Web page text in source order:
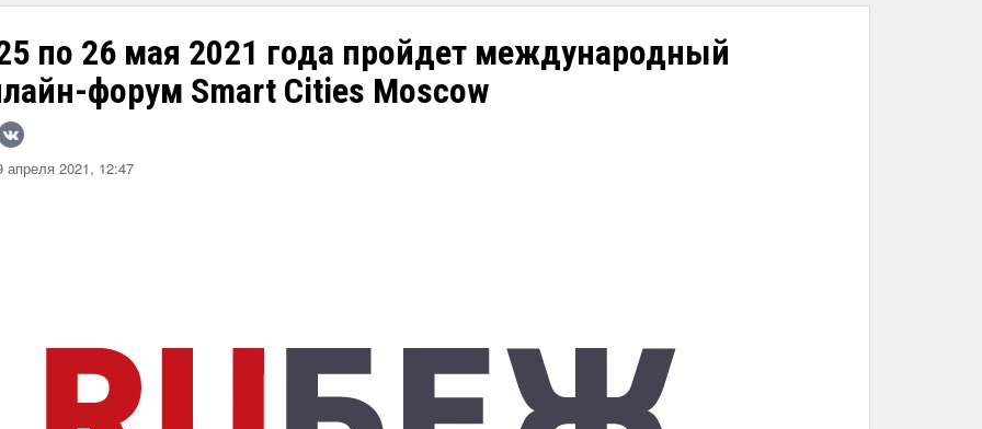
по 26 мая 2021 года пройдет международный
форум Smart Cities Moscow
апреля 2021, 12:47